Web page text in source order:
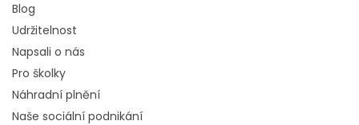
Blog
Udržitelnost
Napsali o nás
Pro školky
Náhradní plnění
Naše sociální podnikání